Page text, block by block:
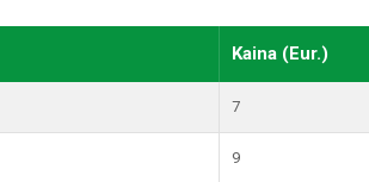
Kaina (Eur.)
7
9